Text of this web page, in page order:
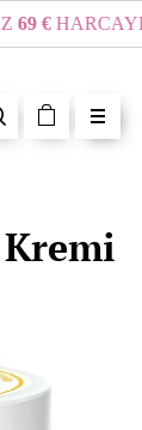
€HARCAYIN
Kremi